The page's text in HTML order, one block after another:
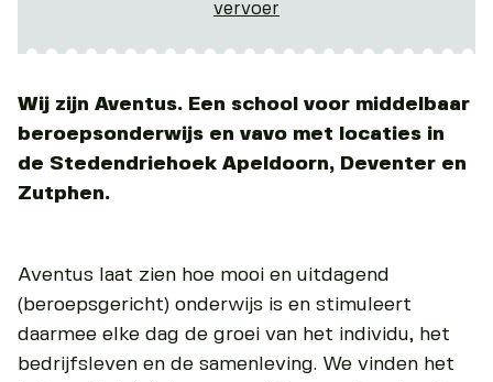
vervoer
Wij zijn Aventus. Een school voor middelbaar
beroepsonderwijs en vavo met locaties in
de Stedendriehoek Apeldoorn, Deventer en
Zutphen.
Aventus laat zien hoe mooi en uitdagend
(beroepsgericht) onderwijs is en stimuleert
daarmee elke dag de groei van het individu, het
bedrijfsleven en de samenleving. We vinden het